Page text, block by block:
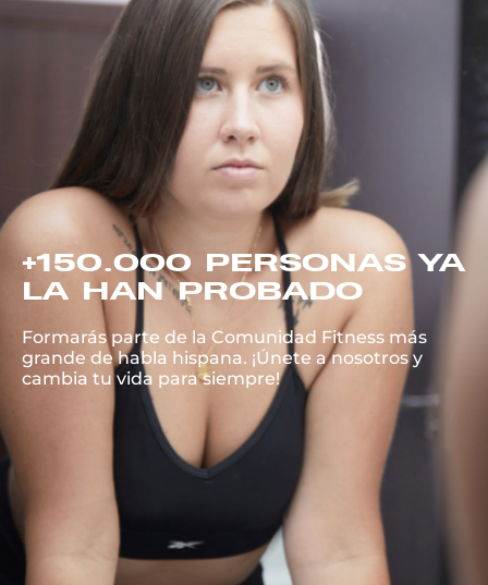
+150.000 PERSONAS YA
LA HAN PROBADO
Formarás parte de la Comunidad Fitness más
grande de habla hispana. ¡Únete a nosotros y
cambia tu vida para siempre!